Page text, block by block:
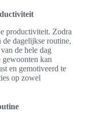
productiviteit. Zodra
de dagelijkse routine,
de hele dag
gewoonten kan
en gemotiveerd te
op zowel